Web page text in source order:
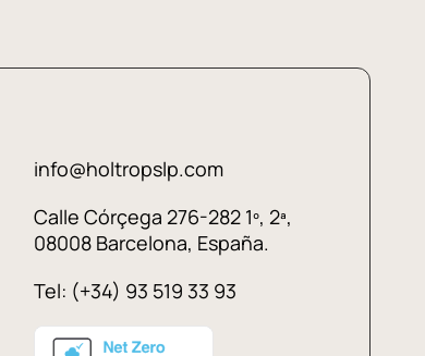
info@holtropslp.com
Calle Córçega 276-282 1º, 2ª,
08008 Barcelona, España.
Tel: (+34) 93 519 33 93